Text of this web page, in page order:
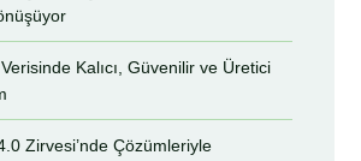
Kalıcı, Güvenilir ve Üretici
Zirvesi’nde Çözümleriyle